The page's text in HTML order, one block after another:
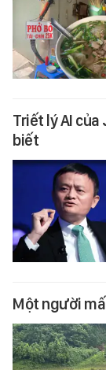
Triết lý AI
biết
Một người